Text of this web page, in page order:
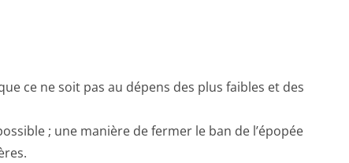
ce ne soit pas au dépens des plus faibles et des
; une manière de fermer le ban de l’épopée